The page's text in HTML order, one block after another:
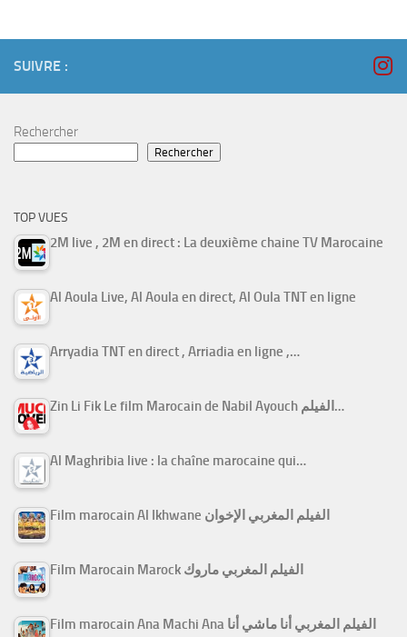
SUIVRE :
Rechercher
Rechercher
TOP VUES
2M live , 2M en direct : La deuxième chaine TV Marocaine
Al Aoula Live, Al Aoula en direct, Al Oula TNT en ligne
Arryadia TNT en direct , Arriadia en ligne ,…
Zin Li Fik Le film Marocain de Nabil Ayouch الفيلم…
Al Maghribia live : la chaîne marocaine qui…
Film marocain Al Ikhwane الفيلم المغربي الإخوان
Film Marocain Marock الفيلم المغربي ماروك
Film marocain Ana Machi Ana الفيلم المغربي أنا ماشي أنا